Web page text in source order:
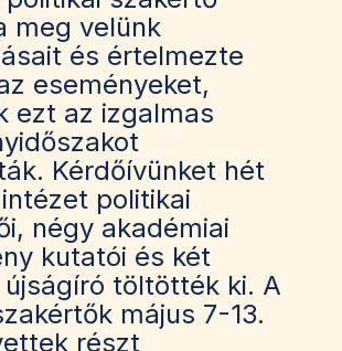
meg velünk
és értelmezte
eseményeket,
ezt az izgalmas
Kérdőívünket hét
politikai
négy akadémiai
kutatói és két
újságíró töltötték ki. A
május 7-13.
részt